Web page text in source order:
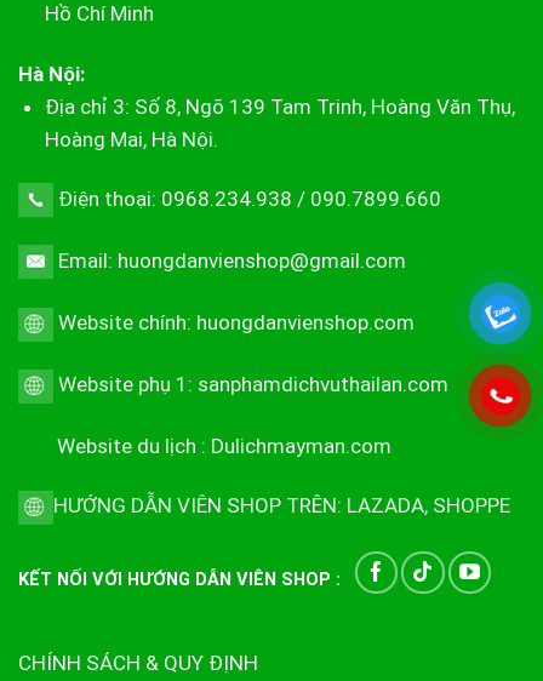
Hồ Chí Minh
Hà Nội:
Địa chỉ 3: Số 8, Ngõ 139 Tam Trinh, Hoàng Văn Thụ,
Hoàng Mai, Hà Nội.
Điện thoại: 0968.234.938 / 090.7899.660
Email: huongdanvienshop@gmail.com
Website chính: huongdanvienshop.com
Website phụ 1: sanphamdichvuthailan.com
Website du lịch : Dulichmayman.com
HƯỚNG DẪN VIÊN SHOP TRÊN: LAZADA, SHOPPE
KẾT NỐI VỚI HƯỚNG DẪN VIÊN SHOP :
CHÍNH SÁCH & QUY ĐỊNH